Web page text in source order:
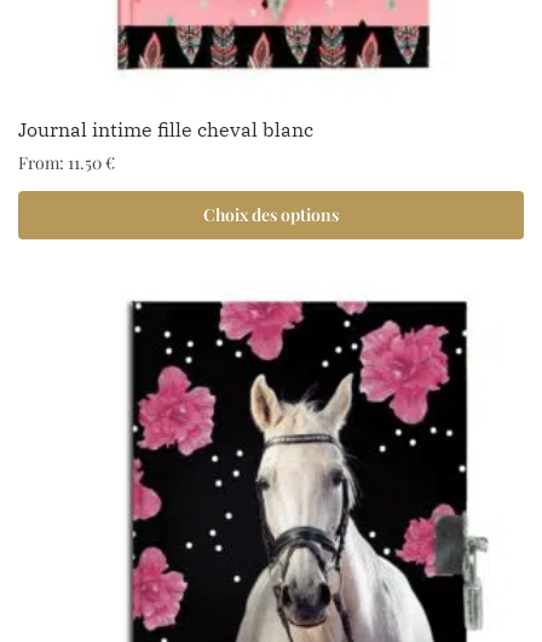
1 avis
Journal intime fille cheval blanc
From: 11.50€
Choix des options